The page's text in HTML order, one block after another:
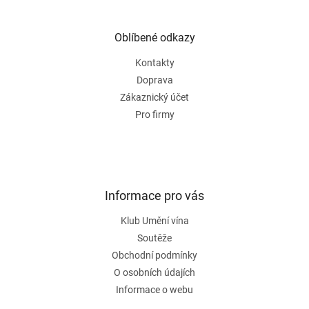
Oblíbené odkazy
Kontakty
Doprava
Zákaznický účet
Pro firmy
Informace pro vás
Klub Umění vína
Soutěže
Obchodní podmínky
O osobních údajích
Informace o webu